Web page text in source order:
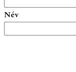
Név